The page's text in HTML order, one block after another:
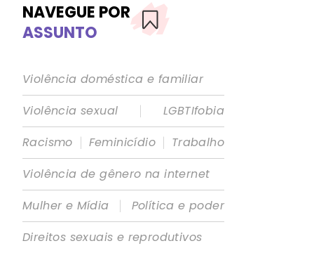
NAVEGUE POR
ASSUNTO
Violência doméstica e familiar
Violência sexual
|
LGBTIfobia
Racismo | Feminicídio | Trabalho
Violência de gênero na internet
Mulher e Mídia
|
Política e poder
Direitos sexuais e reprodutivos